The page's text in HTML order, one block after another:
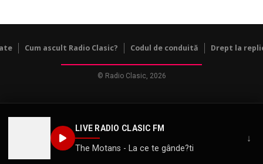
LIVE RADIO CLASIC FM
The Motans - La ce te gânde?ti
↓
Cum ascult Radio Clasic? Codul de conduită Drept la
© Radio Clasic, 2026